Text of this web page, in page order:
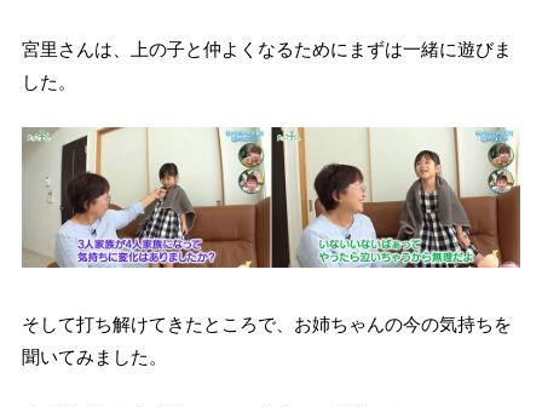
宮里さんは、上の子と仲よくなるためにまずは一緒に遊びま
した。
そして打ち解けてきたところで、お姉ちゃんの今の気持ちを
聞いてみました。